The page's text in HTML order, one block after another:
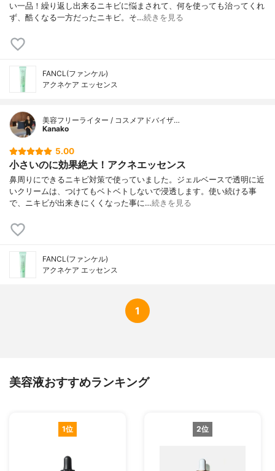
い一品！繰り返し出来るニキビに悩まされて、何を使っても治ってくれ
ず、酷くなる一方だったニキビ。そ…続きを見る
FANCL(ファンケル)
アクネケア エッセンス
美容フリーライター / コスメアドバイザ…
Kanako
5.00
小さいのに効果絶大！アクネエッセンス
鼻周りにできるニキビ対策で使っていました。ジェルベースで透明に近
いクリームは、つけてもベトベトしないで浸透します。使い続ける事
で、ニキビが出来きにくくなった事に…続きを見る
FANCL(ファンケル)
アクネケア エッセンス
1
美容液おすすめランキング
1位 2位